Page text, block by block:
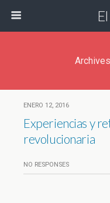
ENERO 12, 2016
Experiencias y
revolucionaria
NO RESPONSES